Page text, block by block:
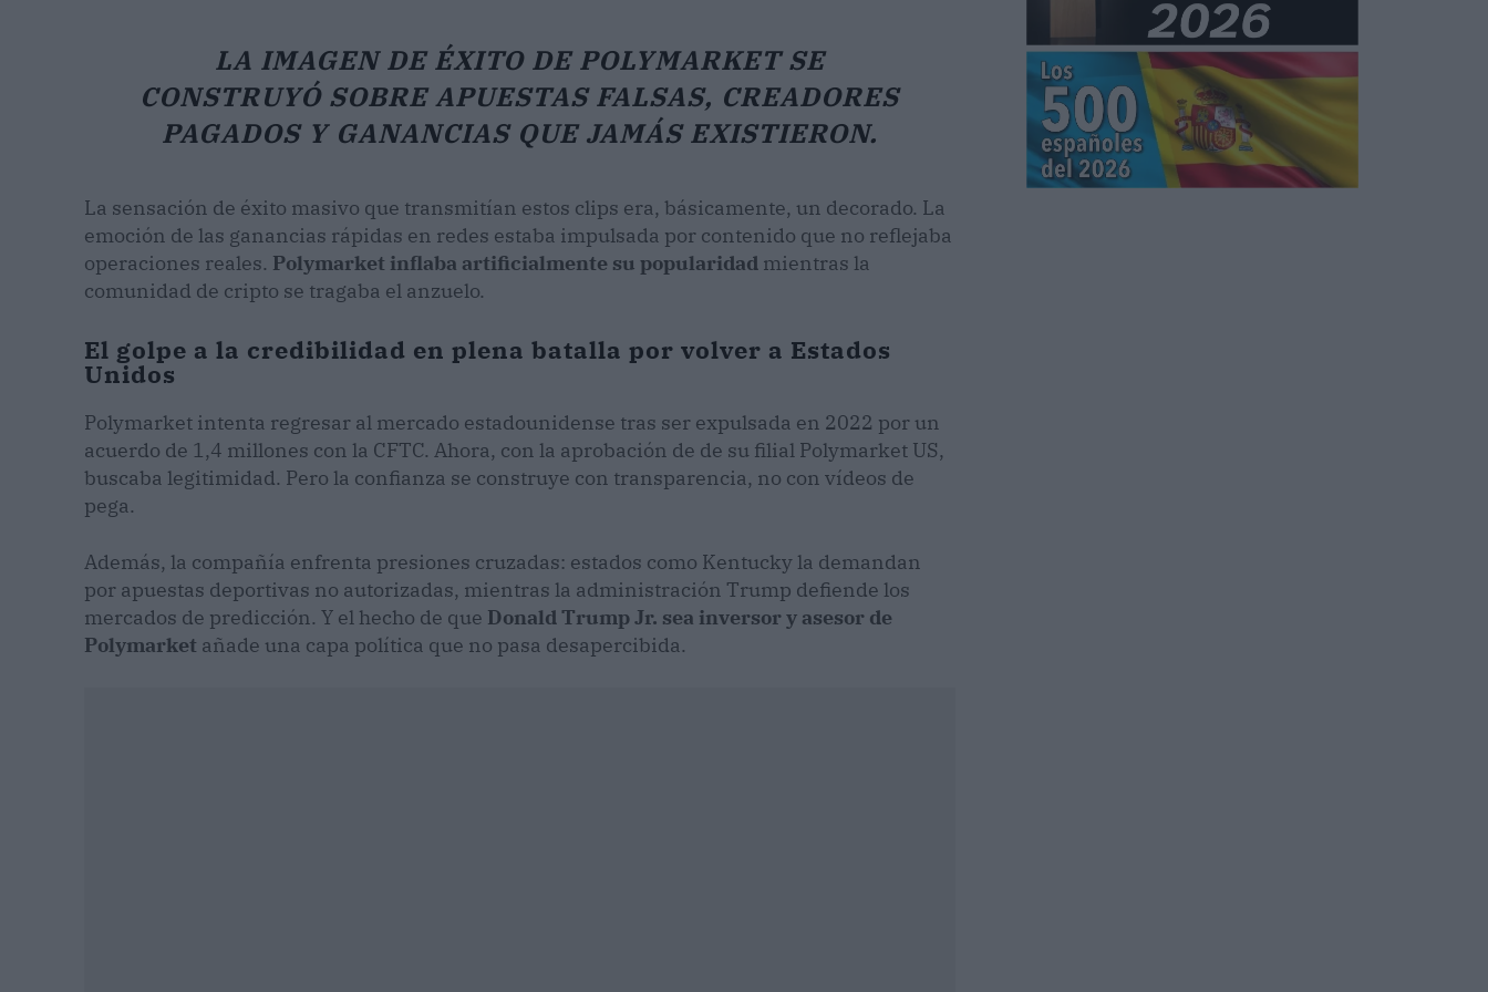
LA IMAGEN DE ÉXITO DE POLYMARKET SE
CONSTRUYÓ SOBRE APUESTAS FALSAS, CREADORES
PAGADOS Y GANANCIAS QUE JAMÁS EXISTIERON.
La sensación de éxito masivo que transmitían estos clips era, básicamente, un decorado. La
emoción de las ganancias rápidas en redes estaba impulsada por contenido que no reflejaba
operaciones reales. Polymarket inflaba artificialmente su popularidad mientras la
comunidad de cripto se tragaba el anzuelo.
El golpe a la credibilidad en plena batalla por volver a Estados
Unidos
Polymarket intenta regresar al mercado estadounidense tras ser expulsada en 2022 por un
acuerdo de 1,4 millones con la CFTC. Ahora, con la aprobación de de su filial Polymarket US,
buscaba legitimidad. Pero la confianza se construye con transparencia, no con vídeos de
pega.
Además, la compañía enfrenta presiones cruzadas: estados como Kentucky la demandan
por apuestas deportivas no autorizadas, mientras la administración Trump defiende los
mercados de predicción. Y el hecho de que Donald Trump Jr. sea inversor y asesor de
Polymarket añade una capa política que no pasa desapercibida.